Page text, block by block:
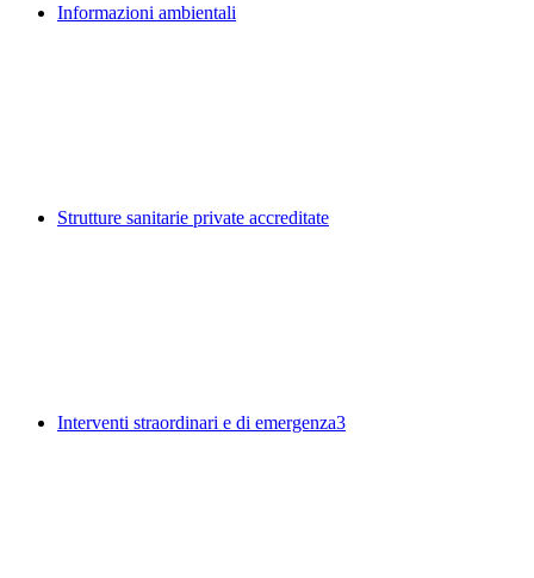
Informazioni ambientali
Strutture sanitarie private accreditate
Interventi straordinari e di emergenza3